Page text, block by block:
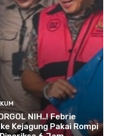
NIH..! Febrie
Kejagung Pakai Rompi